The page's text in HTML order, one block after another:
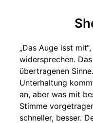
„Das Auge isst
widersprechen.
übertragenen
Unterhaltung
an, aber was mit
Stimme
schneller, besser.